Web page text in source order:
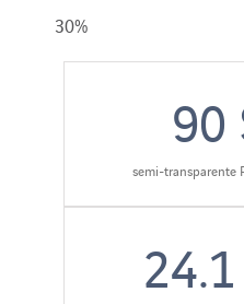
30%
90
semi-transparente
24.1